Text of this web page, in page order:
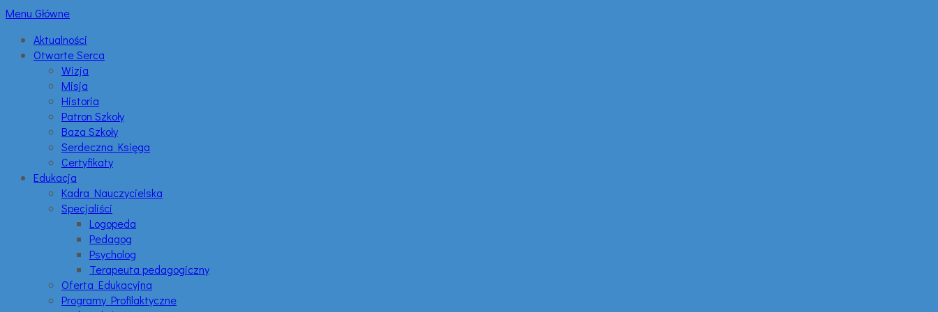
Menu Główne
Aktualności
Otwarte Serca
Wizja
Misja
Historia
Patron Szkoły
Baza Szkoły
Serdeczna Księga
Certyfikaty
Edukacja
Kadra Nauczycielska
Specjaliści
Logopeda
Pedagog
Psycholog
Terapeuta pedagogiczny
Oferta Edukacyjna
Programy Profilaktyczne